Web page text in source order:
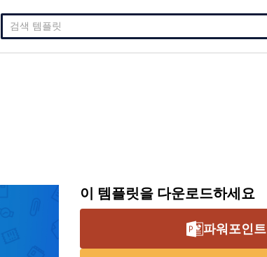
색:
이 템플릿을 다운로드하세요
파워포인트